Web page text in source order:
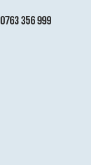
0763 356 999